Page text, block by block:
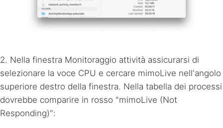
2. Nella finestra Monitoraggio attività assicurarsi di
selezionare la voce CPU e cercare mimoLive nell'angolo
superiore destro della finestra. Nella tabella dei processi
dovrebbe comparire in rosso "mimoLive (Not
Responding)":